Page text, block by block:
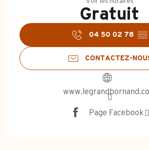
Voir les horaires
Gratuit
04 50 02 78 ▒▒
CONTACTEZ-
Page Facebook